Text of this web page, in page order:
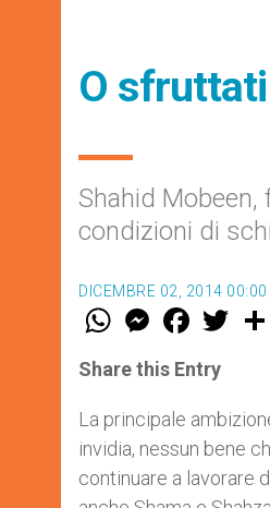
O
Shahid Mobeen,
condizioni di
DICEMBRE 02, 2014 00:00
W
t
s
p
p
M
e
s
e
g
e
r
F
a
e
b
o
k
w
r
Share this Entry
La principale
invidia, nessun bene
continuare a lavorare